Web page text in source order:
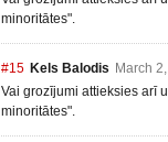
minoritātes".
#15 Kels Balodis March
Vai grozījumi attieksies arī
minoritātes".